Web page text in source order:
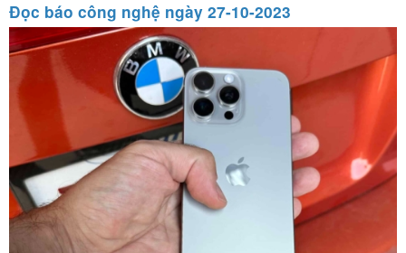
Đọc báo công nghệ ngày 27-10-2023